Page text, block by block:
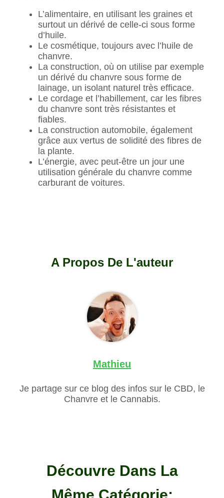
L’alimentaire, en utilisant les graines et
surtout un dérivé de celle-ci sous forme
d’huile.
Le cosmétique, toujours avec l’huile de
chanvre.
La construction, où on utilise par exemple
un dérivé du chanvre sous forme de
lainage, un isolant naturel très efficace.
Le cordage et l’habillement, car les fibres
du chanvre sont très résistantes et
fiables.
La construction automobile, également
grâce aux vertus de solidité des fibres de
la plante.
L’énergie, avec peut-être un jour une
utilisation générale du chanvre comme
carburant de voitures.
A Propos De L'auteur
Mathieu
Je partage sur ce blog des infos sur le CBD, le
Chanvre et le Cannabis.
Découvre Dans La